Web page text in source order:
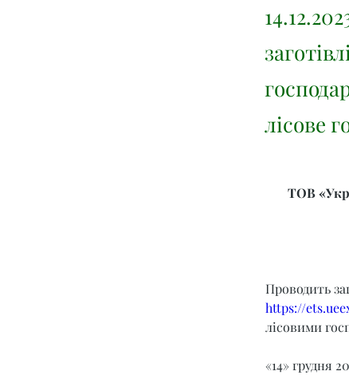
лісове
ТОВ
Проводить
https://
лісовими
«14» грудня